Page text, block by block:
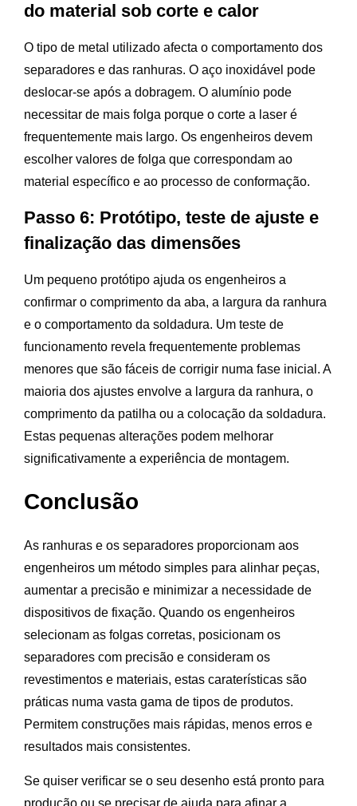
do material sob corte e calor
O tipo de metal utilizado afecta o comportamento dos
separadores e das ranhuras. O aço inoxidável pode
deslocar-se após a dobragem. O alumínio pode
necessitar de mais folga porque o corte a laser é
frequentemente mais largo. Os engenheiros devem
escolher valores de folga que correspondam ao
material específico e ao processo de conformação.
Passo 6: Protótipo, teste de ajuste e
finalização das dimensões
Um pequeno protótipo ajuda os engenheiros a
confirmar o comprimento da aba, a largura da ranhura
e o comportamento da soldadura. Um teste de
funcionamento revela frequentemente problemas
menores que são fáceis de corrigir numa fase inicial. A
maioria dos ajustes envolve a largura da ranhura, o
comprimento da patilha ou a colocação da soldadura.
Estas pequenas alterações podem melhorar
significativamente a experiência de montagem.
Conclusão
As ranhuras e os separadores proporcionam aos
engenheiros um método simples para alinhar peças,
aumentar a precisão e minimizar a necessidade de
dispositivos de fixação. Quando os engenheiros
selecionam as folgas corretas, posicionam os
separadores com precisão e consideram os
revestimentos e materiais, estas caraterísticas são
práticas numa vasta gama de tipos de produtos.
Permitem construções mais rápidas, menos erros e
resultados mais consistentes.
Se quiser verificar se o seu desenho está pronto para